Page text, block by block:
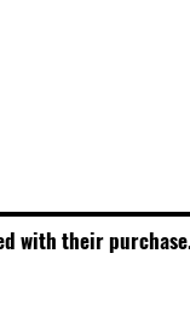
with their